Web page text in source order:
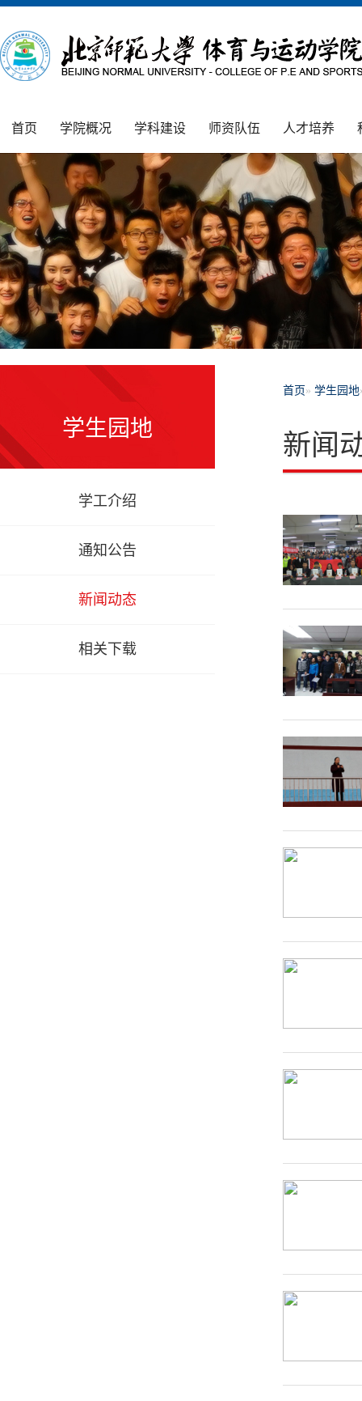
首页 学院概况 学科建设 师资队伍 人才培养
学生园地
学工介绍
通知公告
新闻动态
相关下载
首页 » 学生园地
新闻